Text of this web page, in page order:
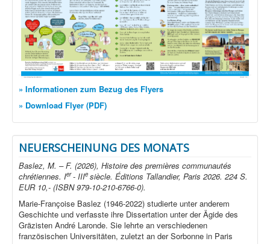
» Informationen zum Bezug des Flyers
» Download Flyer (PDF)
NEUERSCHEINUNG DES MONATS
Baslez, M. – F. (2026), Histoire des premières communautés
chrétiennes. Ier- IIIe siècle. Éditions Tallandier, Paris 2026. 224 S.
EUR 10,- (ISBN 979-10-210-6766-0).
Marie-Françoise Baslez (1946-2022) studierte unter anderem
Geschichte und verfasste ihre Dissertation unter der Ägide des
Gräzisten André Laronde. Sie lehrte an verschiedenen
französischen Universitäten, zuletzt an der Sorbonne in Paris